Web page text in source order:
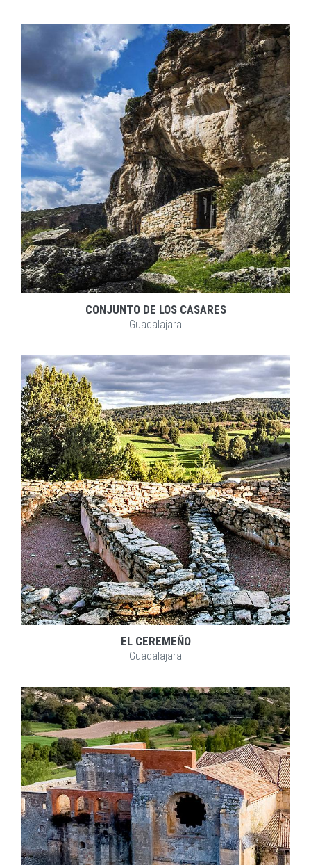
EXPLORAR ZOOM
EXPLORAR ZOOM
CONJUNTO DE LOS CASARES
Guadalajara
EXPLORAR ZOOM
EL CEREMEÑO
Guadalajara